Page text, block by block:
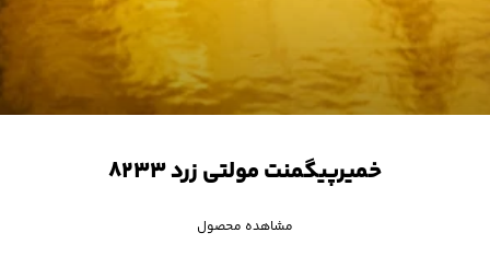
خمیرپیگمنت مولتی زرد ۸۲۳۳
مشاهده محصول